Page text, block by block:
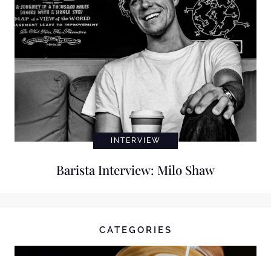
INTERVIEW
Barista Interview: Milo Shaw
CATEGORIES